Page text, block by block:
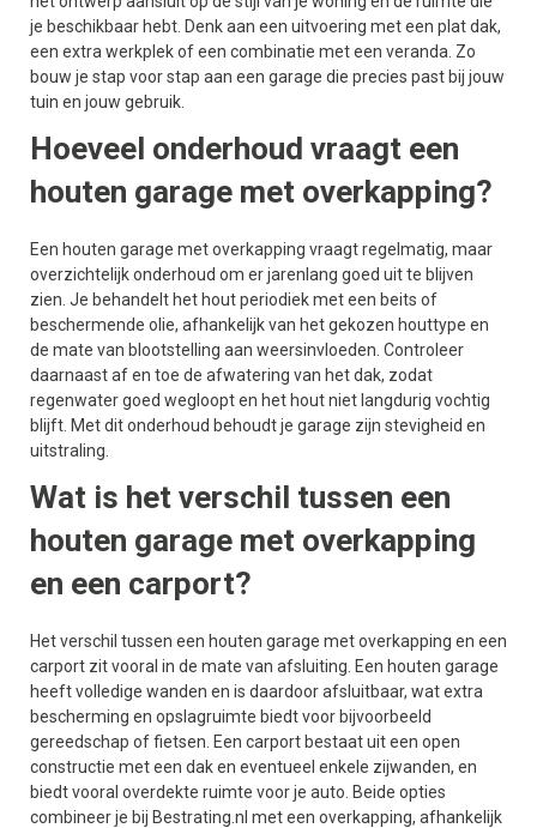
je beschikbaar hebt. Denk aan een uitvoering met een plat dak,
een extra werkplek of een combinatie met een veranda. Zo
bouw je stap voor stap aan een garage die precies past bij jouw
tuin en jouw gebruik.
Hoeveel onderhoud vraagt een
houten garage met overkapping?
Een houten garage met overkapping vraagt regelmatig, maar
overzichtelijk onderhoud om er jarenlang goed uit te blijven
zien. Je behandelt het hout periodiek met een beits of
beschermende olie, afhankelijk van het gekozen houttype en
de mate van blootstelling aan weersinvloeden. Controleer
daarnaast af en toe de afwatering van het dak, zodat
regenwater goed wegloopt en het hout niet langdurig vochtig
blijft. Met dit onderhoud behoudt je garage zijn stevigheid en
uitstraling.
Wat is het verschil tussen een
houten garage met overkapping
en een carport?
Het verschil tussen een houten garage met overkapping en een
carport zit vooral in de mate van afsluiting. Een houten garage
heeft volledige wanden en is daardoor afsluitbaar, wat extra
bescherming en opslagruimte biedt voor bijvoorbeeld
gereedschap of fietsen. Een carport bestaat uit een open
constructie met een dak en eventueel enkele zijwanden, en
biedt vooral overdekte ruimte voor je auto. Beide opties
combineer je bij Bestrating.nl met een overkapping, afhankelijk